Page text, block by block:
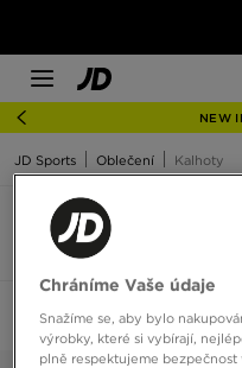
NEW
JD Sports Oblečení Kalhoty
Seřadit:Doporučené
Chráníme Vaše údaje
Snažíme se, aby bylo
výrobky, které si vybírají,
plně respektujeme